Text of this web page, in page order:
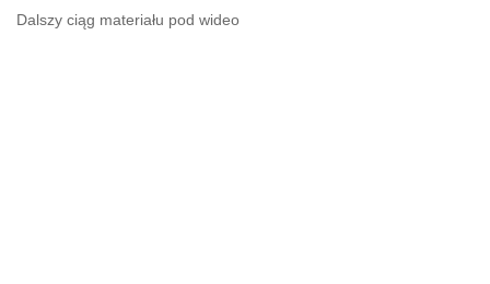
Dalszy ciąg materiału pod wideo